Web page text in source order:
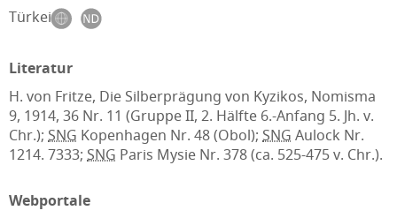
Türkei
Literatur
H. von Fritze, Die Silberprägung von Kyzikos, Nomisma
9, 1914, 36 Nr. 11 (Gruppe II, 2. Hälfte 6.-Anfang 5. Jh. v.
Chr.); SNG Kopenhagen Nr. 48 (Obol); SNG Aulock Nr.
1214. 7333; SNG Paris Mysie Nr. 378 (ca. 525-475 v. Chr.).
Webportale